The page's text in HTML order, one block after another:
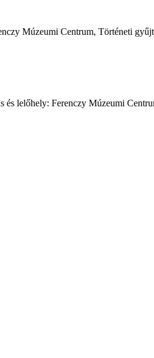
Múzeumi Centrum, Történeti
és lelőhely: Ferenczy Múzeumi